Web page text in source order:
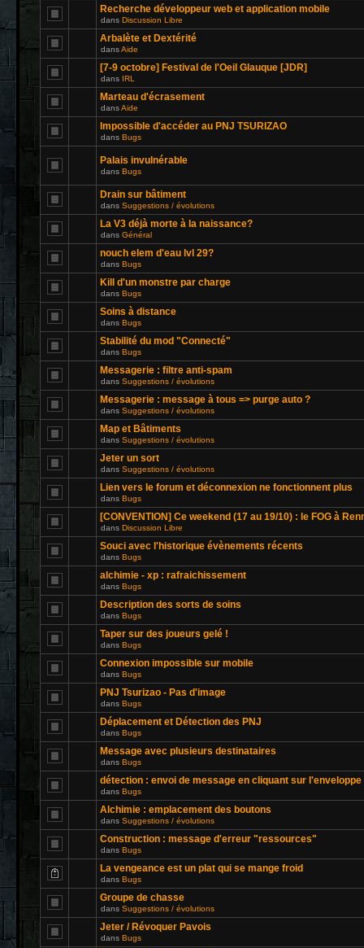
Recherche développeur web et application mobile
dans Discussion Libre
Arbalète et Dextérité
dansAide
[7-9 octobre] Festival de l'Oeil Glauque [JDR]
dans IRL
Marteau d'écrasement
dansAide
Impossible d'accéder au PNJ TSURIZAO
dans Bugs
Palais invulnérable
dans Bugs
Drain sur bâtiment
dans Suggestions / évolutions
La V3 déjà morte à la naissance?
dans Général
nouch elem d'eau lvl 29?
dans Bugs
Kill d'un monstre par charge
dans Bugs
Soins à distance
dans Bugs
Stabilité du mod "Connecté"
dans Bugs
Messagerie : filtre anti-spam
dans Suggestions / évolutions
Messagerie : message à tous => purge auto ?
dans Suggestions / évolutions
Map et Bâtiments
dans Suggestions / évolutions
Jeter un sort
dans Suggestions / évolutions
Lien vers le forum et déconnexion ne fonctionnent plus
dans Bugs
[CONVENTION] Ce weekend (17 au 19/10) : le FOG à
dans Discussion Libre
Souci avec l'historique évènements récents
dans Bugs
alchimie - xp : rafraichissement
dans Bugs
Description des sorts de soins
dans Bugs
Taper sur des joueurs gelé !
dans Bugs
Connexion impossible sur mobile
dans Bugs
PNJ Tsurizao - Pas d'image
dans Bugs
Déplacement et Détection des PNJ
dans Bugs
Message avec plusieurs destinataires
dans Bugs
détection : envoi de message en cliquant sur l'enveloppe
dans Bugs
Alchimie : emplacement des boutons
dans Suggestions / évolutions
Construction : message d'erreur "ressources"
dans Bugs
La vengeance est un plat qui se mange froid
dans Bugs
Groupe de chasse
dans Suggestions / évolutions
Jeter / Révoquer Pavois
dans Bugs